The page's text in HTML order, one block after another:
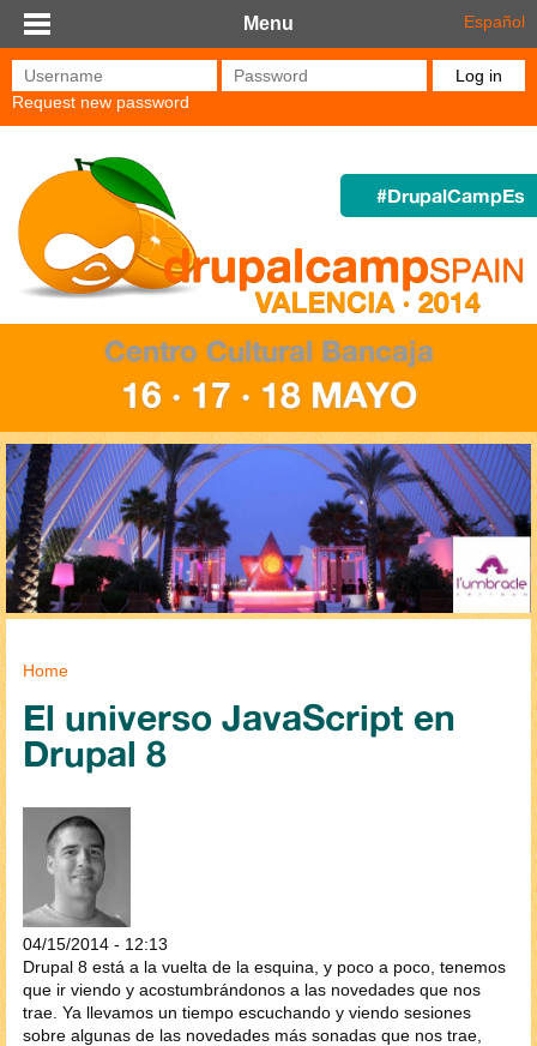
Skip to main content
Menu Español
Username* Password*
Request new password
#DrupalCampEs
Centro Cultural Bancaja
16 · 17 · 18 MAYO
You are here
Home
El universo JavaScript en
Drupal 8
04/15/2014 - 12:13
Drupal 8 está a la vuelta de la esquina, y poco a poco, tenemos
que ir viendo y acostumbrándonos a las novedades que nos
trae. Ya llevamos un tiempo escuchando y viendo sesiones
sobre algunas de las novedades más sonadas que nos trae,